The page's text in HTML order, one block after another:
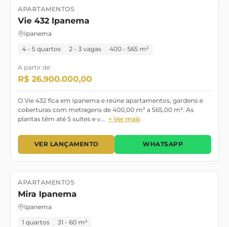
Lançamento
APARTAMENTOS
Vie 432 Ipanema
Ipanema
4 - 5 quartos 2 - 3 vagas 400 - 565 m²
A partir de
R$ 26.900.000,00
O Vie 432 fica em Ipanema e reúne apartamentos, gardens e
coberturas com metragens de 400,00 m² a 565,00 m². As
plantas têm até 5 suítes e v… + Ver mais
VER LANÇAMENTO WHATSAPP
Lançamento
APARTAMENTOS
Mira Ipanema
Ipanema
1 quartos 31 - 60 m²